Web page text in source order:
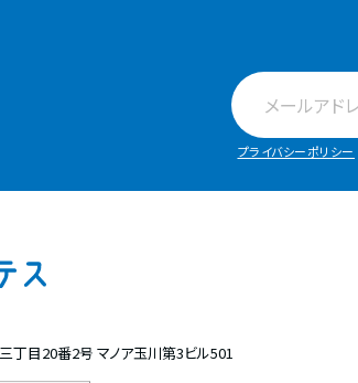
プライバシーポリシー
丁目20番2号 マノア玉川第3ビル501